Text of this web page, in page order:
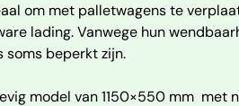
om met palletwagens te
lading. Vanwege hun
beperkt zijn.
model van 1150×550 mm met